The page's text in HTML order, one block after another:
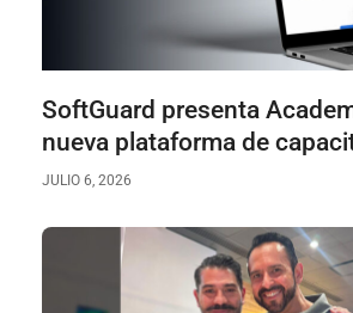
SoftGuard presenta
nueva plataforma de
JULIO 6, 2026